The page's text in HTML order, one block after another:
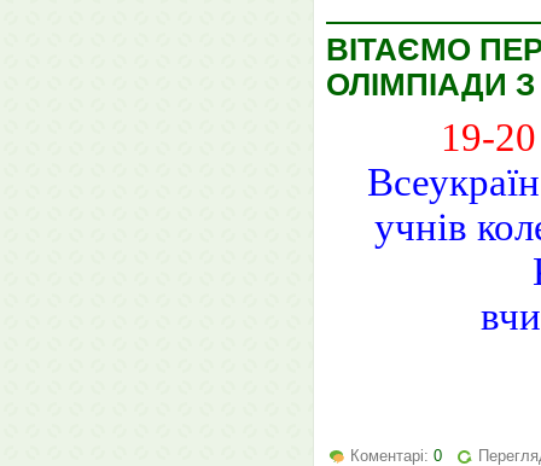
ВІТАЄМО
ОЛІМПІАДИ
19-
учнів
Коментарі: 0